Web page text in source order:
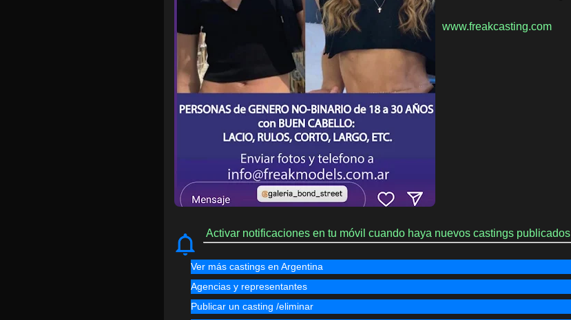
www.freakcasting.com
Activar notificaciones en tu móvil cuando haya nuevos castings publicados
Ver más castings en Argentina
Agencias y representantes
Publicar un casting /eliminar